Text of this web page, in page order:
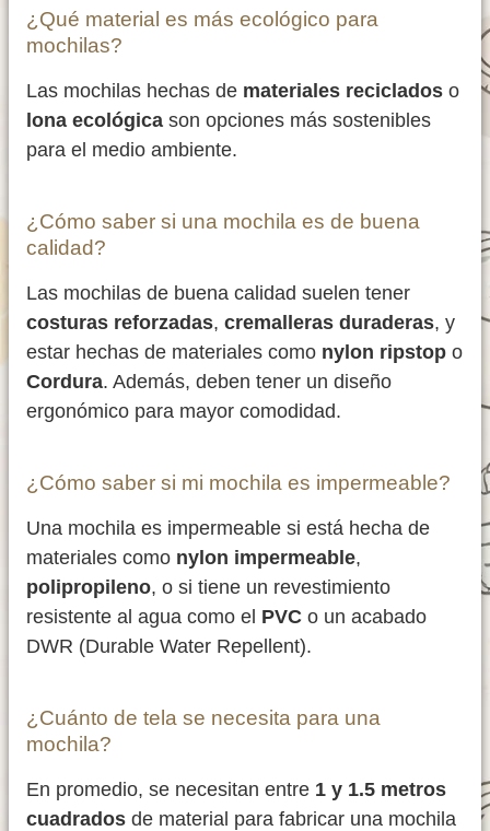
¿Qué material es más ecológico para
mochilas?
Las mochilas hechas de materiales reciclados o
lona ecológica son opciones más sostenibles
para el medio ambiente.
¿Cómo saber si una mochila es de buena
calidad?
Las mochilas de buena calidad suelen tener
costuras reforzadas, cremalleras duraderas, y
estar hechas de materiales como nylon ripstop o
Cordura. Además, deben tener un diseño
ergonómico para mayor comodidad.
¿Cómo saber si mi mochila es impermeable?
Una mochila es impermeable si está hecha de
materiales como nylon impermeable,
polipropileno, o si tiene un revestimiento
resistente al agua como el PVC o un acabado
DWR (Durable Water Repellent).
¿Cuánto de tela se necesita para una
mochila?
En promedio, se necesitan entre 1 y 1.5 metros
cuadrados de material para fabricar una mochila